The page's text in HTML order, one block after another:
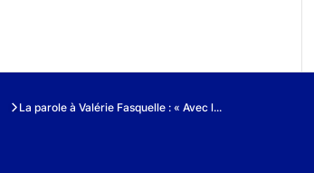
La parole à Valérie Fasquelle : « Avec l...